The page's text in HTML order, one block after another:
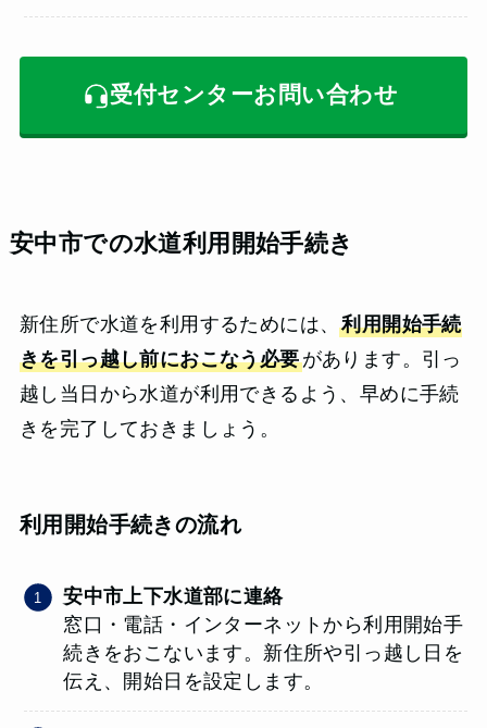
受付センターお問い合わせ
安中市での水道利用開始手続き
新住所で水道を利用するためには、利用開始手続
きを引っ越し前におこなう必要があります。引っ
越し当日から水道が利用できるよう、早めに手続
きを完了しておきましょう。
利用開始手続きの流れ
安中市上下水道部に連絡
窓口・電話・インターネットから利用開始手
続きをおこないます。新住所や引っ越し日を
伝え、開始日を設定します。